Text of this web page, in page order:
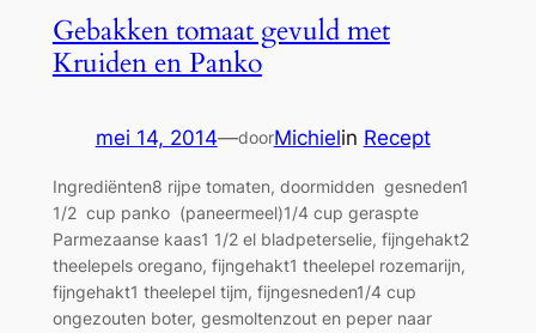
Gebakken tomaat gevuld met
Kruiden en Panko
mei 14, 2014—doorMichielin Recept
Ingrediënten8 rijpe tomaten, doormidden gesneden1
1/2 cup panko (paneermeel)1/4 cup geraspte
Parmezaanse kaas1 1/2 el bladpeterselie, fijngehakt2
theelepels oregano, fijngehakt1 theelepel rozemarijn,
fijngehakt1 theelepel tijm, fijngesneden1/4 cup
ongezouten boter, gesmoltenzout en peper naar